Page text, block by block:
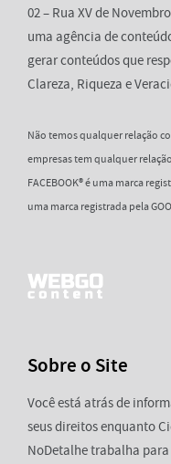
02 – Rua XV de
uma agência de
gerar conteúdos que
Clareza, Riqueza e
Não temos qualquer relação
empresas tem qualquer
FACEBOOK® é uma marca
uma marca registrada pela
Sobre o Site
Você está atrás de
seus direitos enquanto
NoDetalhe trabalha